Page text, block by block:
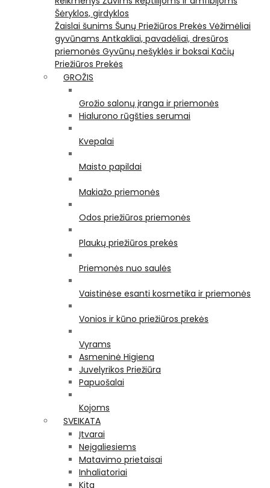
Šėryklos, girdyklos
Žaislai šunims Šunų Priežiūros Prekės Vėžimėliai
gyvūnams Antkakliai, pavadėliai, dresūros
priemonės Gyvūnų nešyklės ir boksai Kačių
Priežiūros Prekės
GROŽIS
Grožio salonų įranga ir priemonės
Hialurono rūgšties serumai
Kvepalai
Maisto papildai
Makiažo priemonės
Odos priežiūros priemonės
Plaukų priežiūros prekės
Priemonės nuo saulės
Vaistinėse esanti kosmetika ir priemonės
Vonios ir kūno priežiūros prekės
Vyrams
Asmeninė Higiena
Juvelyrikos Priežiūra
Papuošalai
Kojoms
SVEIKATA
Įtvarai
Neįgaliesiems
Matavimo prietaisai
Inhaliatoriai
Kita